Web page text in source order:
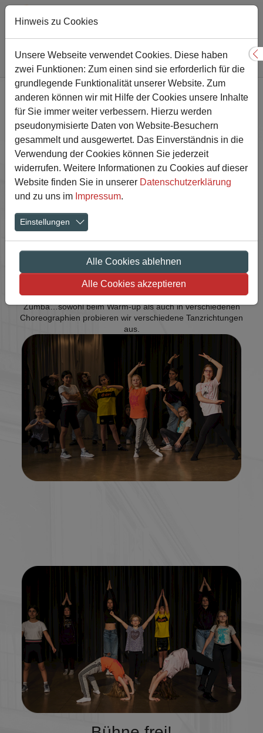
Zum Hauptinhalt springen
Sie sind hier:
Gesamtschule Abteilung 5-7
Jahrgang 5
Arbeitsgemeinschaften
Tanzen
Tanzen
Tanz ist vielseitig…und wir sind
In der Tanz AG kommen junge Menschen mit unterschiedlichen
tänzerischen Vorerfahrungen zusammen und lernen die
Vielseitigkeit des Tanzens näher kennen. Von Hip Hop bis
Zumba…sowohl beim Warm-up als auch in verschiedenen
Choreographien probieren wir verschiedene Tanzrichtungen
aus.
Hinweis zu Cookies
Unsere Webseite verwendet Cookies. Diese haben
zwei Funktionen: Zum einen sind sie erforderlich für die
grundlegende Funktionalität unserer Website. Zum
anderen können wir mit Hilfe der Cookies unsere Inhalte
für Sie immer weiter verbessern. Hierzu werden
pseudonymisierte Daten von Website-Besuchern
gesammelt und ausgewertet. Das Einverständnis in die
Verwendung der Cookies können Sie jederzeit
widerrufen. Weitere Informationen zu Cookies auf dieser
Website finden Sie in unserer Datenschutzerklärung
und zu uns im Impressum.
Einstellungen
Alle Cookies ablehnen
Alle Cookies akzeptieren